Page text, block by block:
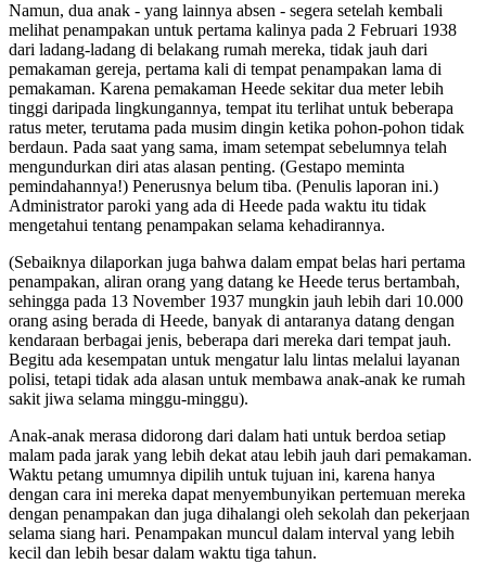
Namun, dua anak - yang lainnya absen - segera setelah kembali
melihat penampakan untuk pertama kalinya pada 2 Februari 1938
dari ladang-ladang di belakang rumah mereka, tidak jauh dari
pemakaman gereja, pertama kali di tempat penampakan lama di
pemakaman. Karena pemakaman Heede sekitar dua meter lebih
tinggi daripada lingkungannya, tempat itu terlihat untuk beberapa
ratus meter, terutama pada musim dingin ketika pohon-pohon tidak
berdaun. Pada saat yang sama, imam setempat sebelumnya telah
mengundurkan diri atas alasan penting. (Gestapo meminta
pemindahannya!) Penerusnya belum tiba. (Penulis laporan ini.)
Administrator paroki yang ada di Heede pada waktu itu tidak
mengetahui tentang penampakan selama kehadirannya.
(Sebaiknya dilaporkan juga bahwa dalam empat belas hari pertama
penampakan, aliran orang yang datang ke Heede terus bertambah,
sehingga pada 13 November 1937 mungkin jauh lebih dari 10.000
orang asing berada di Heede, banyak di antaranya datang dengan
kendaraan berbagai jenis, beberapa dari mereka dari tempat jauh.
Begitu ada kesempatan untuk mengatur lalu lintas melalui layanan
polisi, tetapi tidak ada alasan untuk membawa anak-anak ke rumah
sakit jiwa selama minggu-minggu).
Anak-anak merasa didorong dari dalam hati untuk berdoa setiap
malam pada jarak yang lebih dekat atau lebih jauh dari pemakaman.
Waktu petang umumnya dipilih untuk tujuan ini, karena hanya
dengan cara ini mereka dapat menyembunyikan pertemuan mereka
dengan penampakan dan juga dihalangi oleh sekolah dan pekerjaan
selama siang hari. Penampakan muncul dalam interval yang lebih
kecil dan lebih besar dalam waktu tiga tahun.